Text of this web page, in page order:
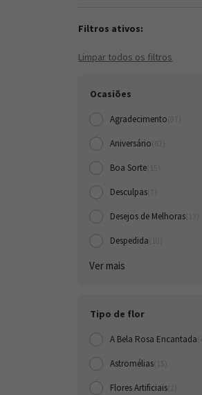
Filtros ativos:
Limpar todos os filtros
Ocasiões
Agradecimento
Aniversário
Boa Sorte
Desculpas
Desejos de Melhoras
Despedida
Ver mais
Tipo de flor
A Bela Rosa Encantada
Astromélias
Flores Artificiais